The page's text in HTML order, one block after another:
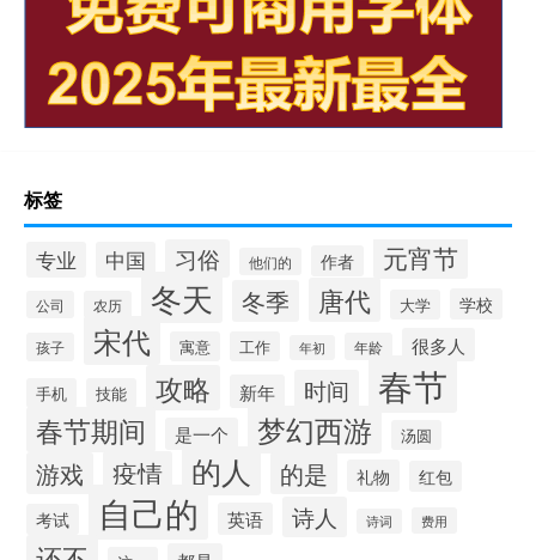
标签
专业 中国 习俗 他们的 作者 元宵节
公司 农历 冬天 冬季 唐代 大学 学校
孩子 宋代 寓意 工作 年初 年龄 很多人
手机 技能 攻略 新年 时间 春节
春节期间 是一个 梦幻西游 汤圆
游戏 疫情 的人 的是 礼物
红包
考试
自己的 英语 诗人 诗词 费用